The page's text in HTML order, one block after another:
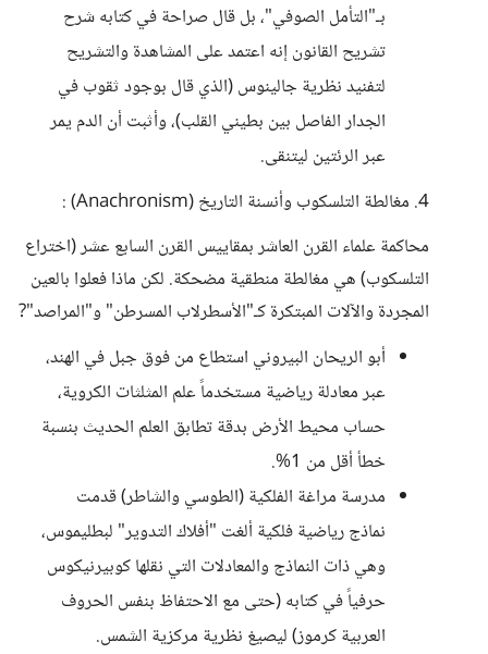
بـ"التأمل الصوفي"، بل قال صراحة في كتابه شرح
تشريح القانون إنه اعتمد على المشاهدة والتشريح
لتفنيد نظرية جالينوس (الذي قال بوجود ثقوب في
الجدار الفاصل بين بطيني القلب)، وأثبت أن الدم يمر
عبر الرئتين ليتنقى.
4. مغالطة التلسكوب وأنسنة التاريخ (Anachronism) :
محاكمة علماء القرن العاشر بمقاييس القرن السابع عشر (اختراع
التلسكوب) هي مغالطة منطقية مضحكة. لكن ماذا فعلوا بالعين
المجردة والآلات المبتكرة كـ"الأسطرلاب المسرطن" و"المراصد"?
أبو الريحان البيروني استطاع من فوق جبل في الهند،
عبر معادلة رياضية مستخدماً علم المثلثات الكروية،
حساب محيط الأرض بدقة تطابق العلم الحديث بنسبة
خطأ أقل من 1%.
مدرسة مراغة الفلكية (الطوسي والشاطر) قدمت
نماذج رياضية فلكية ألغت "أفلاك التدوير" لبطليموس،
وهي ذات النماذج والمعادلات التي نقلها كوبيرنيكوس
حرفياً في كتابه (حتى مع الاحتفاظ بنفس الحروف
العربية كرموز) ليصيغ نظرية مركزية الشمس.